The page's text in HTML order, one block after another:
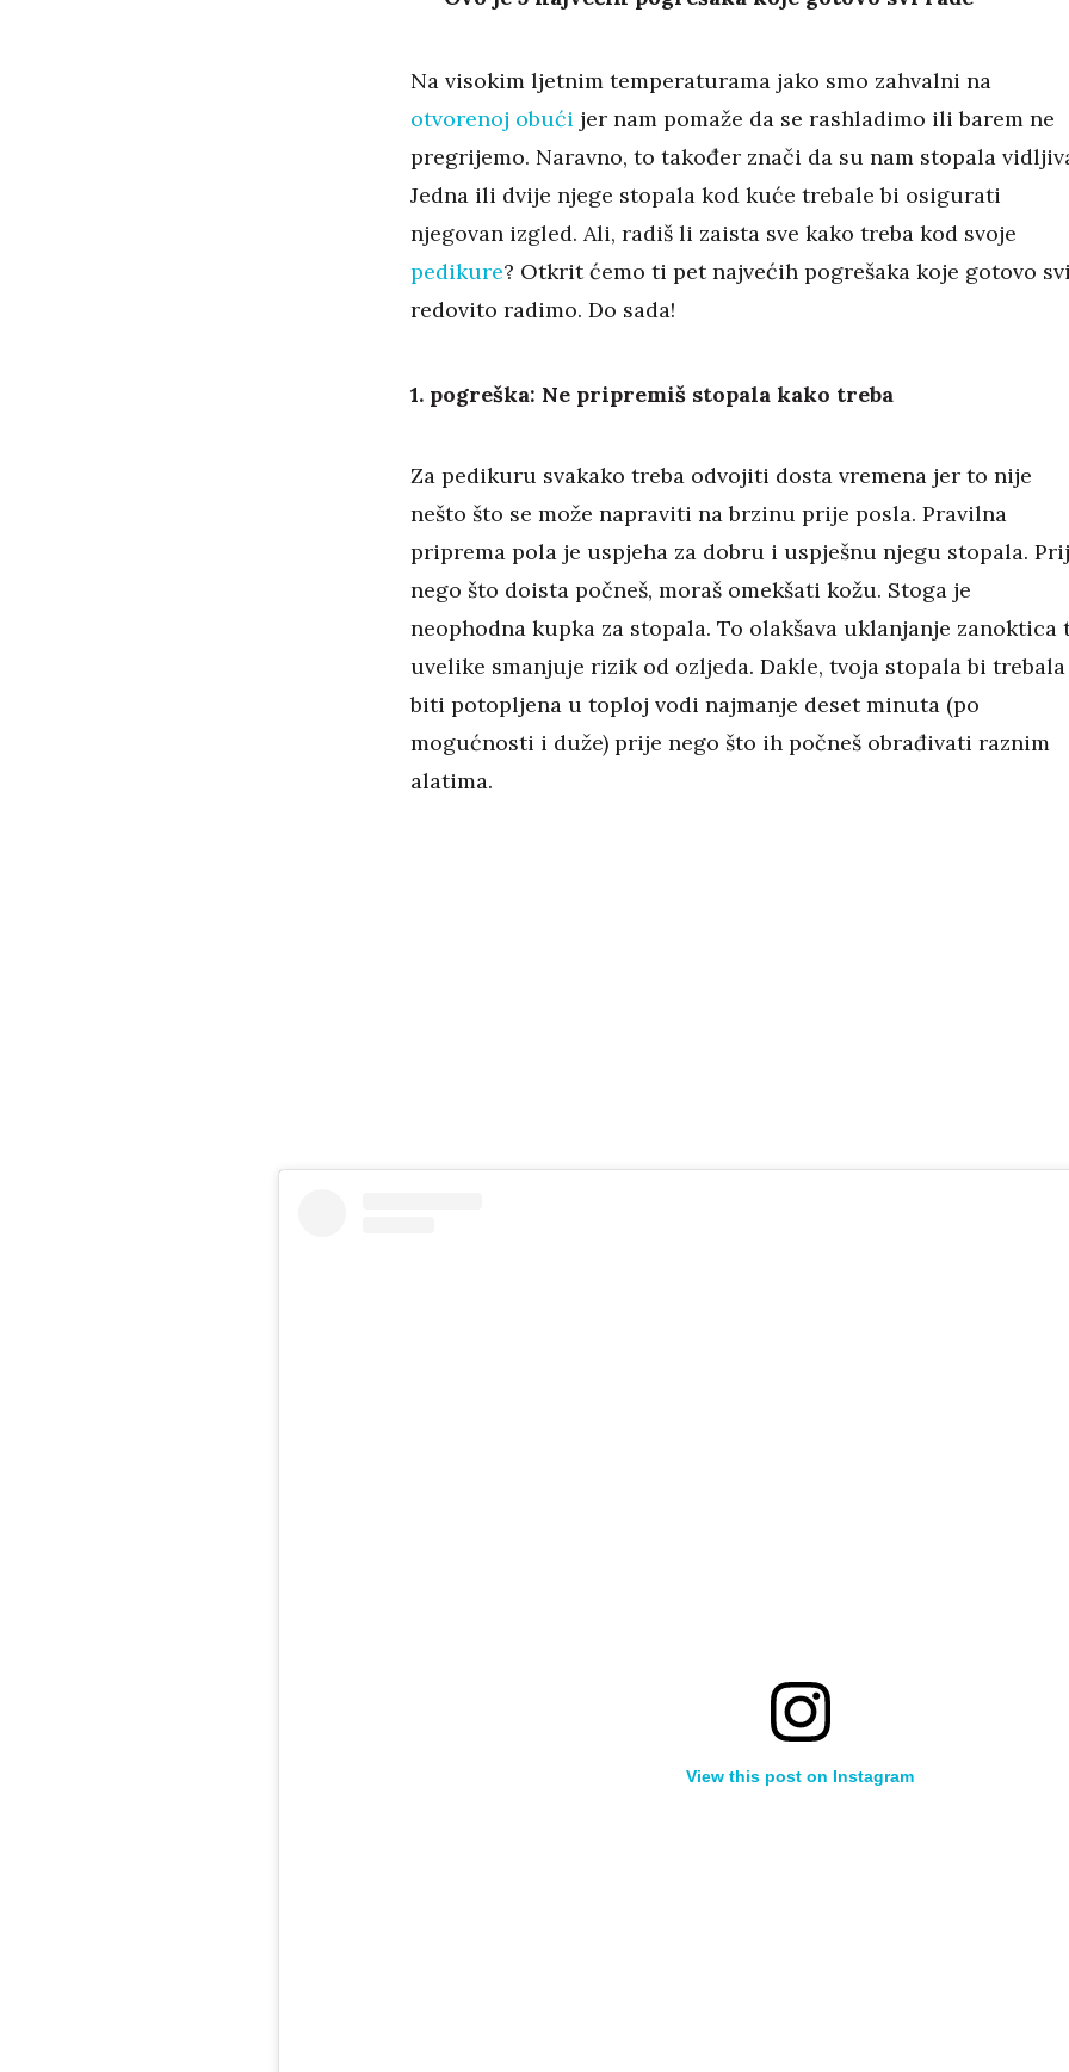
Na visokim ljetnim temperaturama jako smo zahvalni na
otvorenoj obući jer nam pomaže da se rashladimo ili barem ne
pregrijemo. Naravno, to također znači da su nam stopala
Jedna ili dvije njege stopala kod kuće trebale bi osigurati
njegovan izgled. Ali, radiš li zaista sve kako treba kod svoje
pedikure? Otkrit ćemo ti pet najvećih pogrešaka koje gotovo svi
redovito radimo. Do sada!
1. pogreška: Ne pripremiš stopala kako treba
Za pedikuru svakako treba odvojiti dosta vremena jer to nije
nešto što se može napraviti na brzinu prije posla. Pravilna
priprema pola je uspjeha za dobru i uspješnu njegu stopala.
nego što doista počneš, moraš omekšati kožu. Stoga je
neophodna kupka za stopala. To olakšava uklanjanje zanoktica
uvelike smanjuje rizik od ozljeda. Dakle, tvoja stopala bi trebala
biti potopljena u toploj vodi najmanje deset minuta (po
mogućnosti i duže) prije nego što ih počneš obrađivati raznim
alatima.
View this post on Instagram